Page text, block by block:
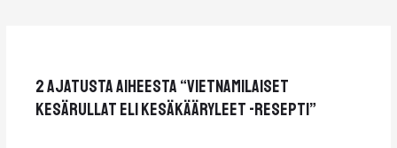
2 ajatusta aiheesta “Vietnamilaiset
kesärullat eli kesäkääryleet -resepti”